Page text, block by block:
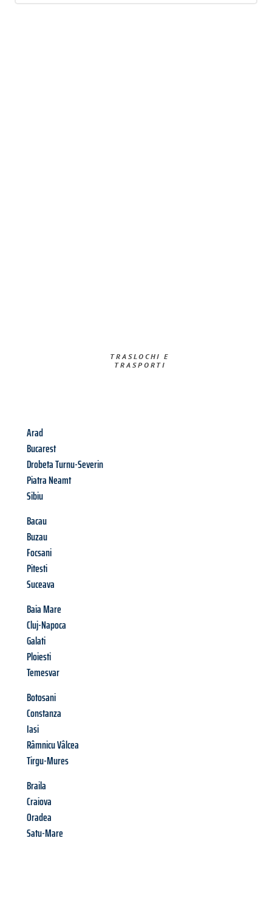
TRASLOCHI E
TRASPORTI​
Arad
Bucarest
Drobeta Turnu-Severin
Piatra Neamt
Sibiu
Bacau
Buzau
Focsani
Pitesti
Suceava
Baia Mare
Cluj-Napoca
Galati
Ploiesti
Temesvar
Botosani
Constanza
Iasi
Râmnicu Vâlcea
Tirgu-Mures
Braila
Craiova
Oradea
Satu-Mare